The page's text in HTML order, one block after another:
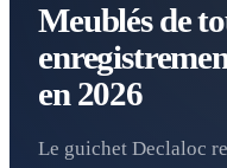
Meublés de
en 2026
Le guichet Declaloc